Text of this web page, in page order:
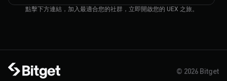
點擊下方連結，加入最適合您的社群，立即開啟您的 UEX 之旅。
© 2026 Bitget